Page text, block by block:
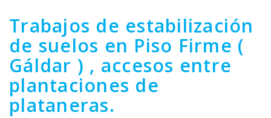
Trabajos de estabilización
de suelos en Piso Firme (
Gáldar ) , accesos entre
plantaciones de
plataneras.